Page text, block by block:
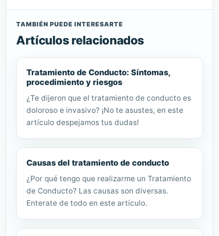
TAMBIÉN PUEDE INTERESARTE
Artículos relacionados
Tratamiento de Conducto: Síntomas,
procedimiento y riesgos
¿Te dijeron que el tratamiento de conducto es
doloroso e invasivo? ¡No te asustes, en este
artículo despejamos tus dudas!
Causas del tratamiento de conducto
¿Por qué tengo que realizarme un Tratamiento
de Conducto? Las causas son diversas.
Enterate de todo en este artículo.